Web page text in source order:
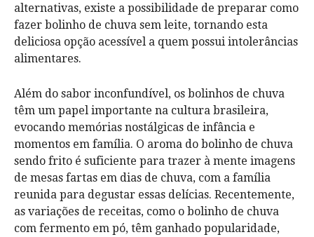
alternativas, existe a possibilidade de preparar como
fazer bolinho de chuva sem leite, tornando esta
deliciosa opção acessível a quem possui intolerâncias
alimentares.
Além do sabor inconfundível, os bolinhos de chuva
têm um papel importante na cultura brasileira,
evocando memórias nostálgicas de infância e
momentos em família. O aroma do bolinho de chuva
sendo frito é suficiente para trazer à mente imagens
de mesas fartas em dias de chuva, com a família
reunida para degustar essas delícias. Recentemente,
as variações de receitas, como o bolinho de chuva
com fermento em pó, têm ganhado popularidade,